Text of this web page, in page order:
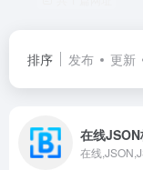
排序 发布 更新
在线